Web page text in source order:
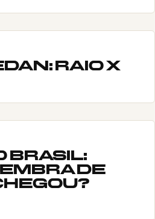
RAIO X
BRASIL:
DE